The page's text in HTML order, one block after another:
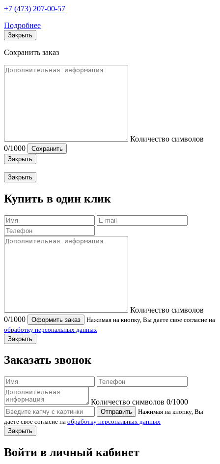
+7 (473) 207-00-57
Подробнее
Закрыть
Сохранить заказ
Количество символов
0/1000
Сохранить
Закрыть
Закрыть
Купить в один клик
Количество символов
0/1000 Оформить заказ
Нажимая на кнопку, Вы даете свое согласие на
обработку персональных данных
Закрыть
Заказать звонок
Количество символов 0/1000
Отправить
Нажимая на кнопку, Вы
даете свое согласие на обработку персональных данных
Закрыть
Войти в личный кабинет